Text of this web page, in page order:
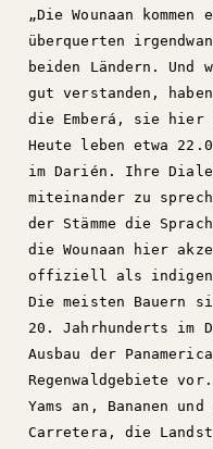
„Die Wounaan
überquerten
beiden Ländern.
gut verstanden,
die Emberá, sie hier
Heute leben etwa
im Darién. Ihre
miteinander zu
der Stämme die
die Wounaan hier
offiziell als
Die meisten Bauern
20. Jahrhunderts im
Ausbau der
Regenwaldgebiete
Yams an, Bananen
Carretera, die